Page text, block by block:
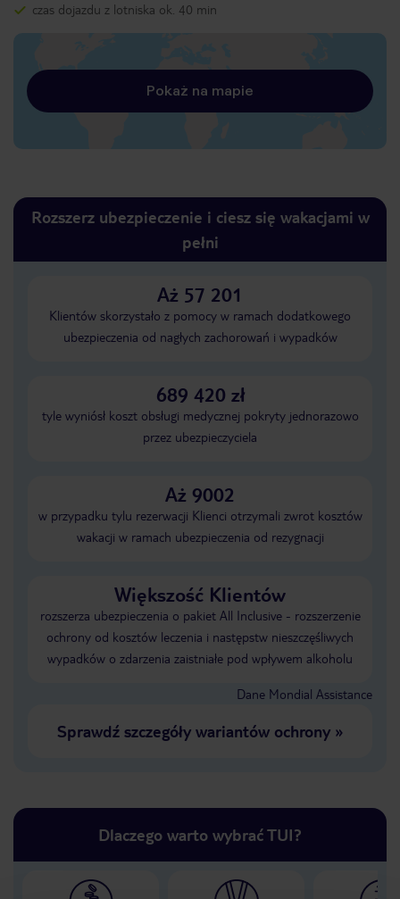
czas dojazdu z lotniska ok. 40 min
Pokaż na mapie
Rozszerz ubezpieczenie i ciesz się wakacjami w
pełni
Aż 57 201
Klientów skorzystało z pomocy w ramach dodatkowego
ubezpieczenia od nagłych zachorowań i wypadków
689 420 zł
tyle wyniósł koszt obsługi medycznej pokryty jednorazowo
przez ubezpieczyciela
Aż 9002
w przypadku tylu rezerwacji Klienci otrzymali zwrot kosztów
wakacji w ramach ubezpieczenia od rezygnacji
Większość Klientów
rozszerza ubezpieczenia o pakiet All Inclusive - rozszerzenie
ochrony od kosztów leczenia i następstw nieszczęśliwych
wypadków o zdarzenia zaistniałe pod wpływem alkoholu
Dane Mondial Assistance
Sprawdź szczegóły wariantów ochrony»
Dlaczego warto wybrać TUI?